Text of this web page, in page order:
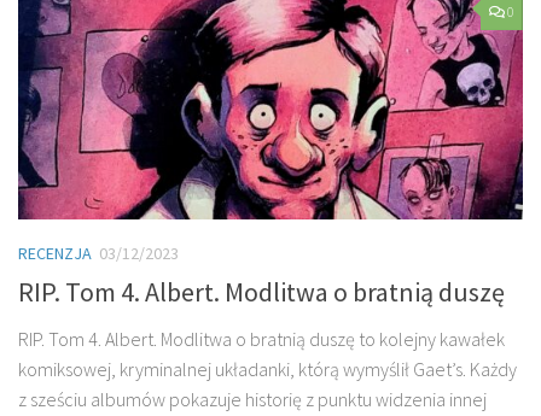
0
RECENZJA 03/12/2023
RIP. Tom 4. Albert. Modlitwa o bratnią duszę
RIP. Tom 4. Albert. Modlitwa o bratnią duszę to kolejny kawałek
komiksowej, kryminalnej układanki, którą wymyślił Gaet’s. Każdy
z sześciu albumów pokazuje historię z punktu widzenia innej